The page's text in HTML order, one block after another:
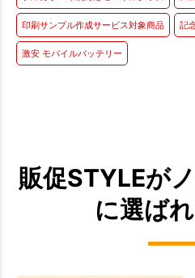
印刷サンプル作成サービス対象商品 記
激安 モバイルバッテリー
販促STYLEが
に選ば